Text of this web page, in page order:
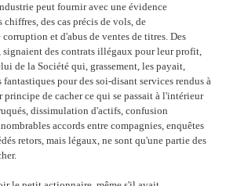
peut fournir avec une évidence
des cas précis de vols, de
corruption et d'abus de ventes de titres. Des
signaient des contrats illégaux pour leur profit,
de la Société qui, grassement, les payait,
pour des soi-disant services rendus à
de cacher ce qui se passait à l'intérieur
dissimulation d'actifs, confusion
accords entre compagnies, enquêtes
retors, mais légaux, ne sont qu'une partie des